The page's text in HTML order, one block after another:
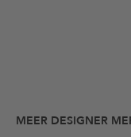
MEER DESIGNER